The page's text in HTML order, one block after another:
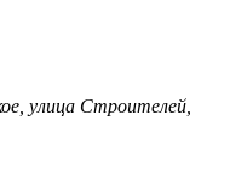
улица Строителей,